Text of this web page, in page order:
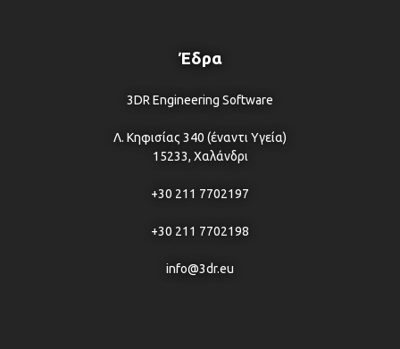
Έδρα
3DR Engineering Software
Λ. Κηφισίας 340 (έναντι Υγεία)
15233, Χαλάνδρι
+30 211 7702197
+30 211 7702198
info@3dr.eu